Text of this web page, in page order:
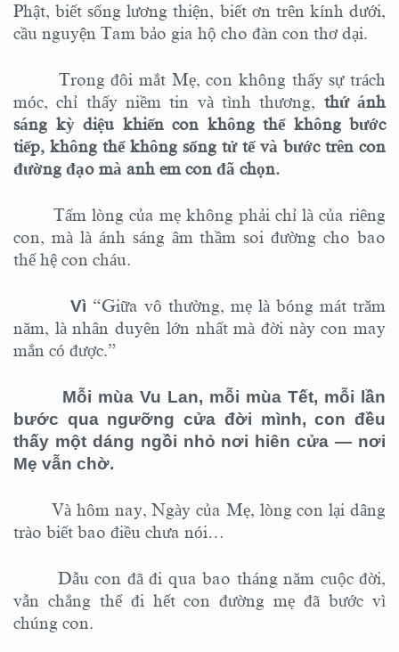
Phật, biết sống lương thiện, biết ơn trên kính dưới,
cầu nguyện Tam bảo gia hộ cho đàn con thơ dại.
Trong đôi mắt Mẹ, con không thấy sự trách
móc, chỉ thấy niềm tin và tình thương, thứ ánh
sáng kỳ diệu khiến con không thể không bước
tiếp, không thể không sống tử tế và bước trên con
đường đạo mà anh em con đã chọn.
Tấm lòng của mẹ không phải chỉ là của riêng
con, mà là ánh sáng âm thầm soi đường cho bao
thế hệ con cháu.
Vì “Giữa vô thường, mẹ là bóng mát trăm
năm, là nhân duyên lớn nhất mà đời này con may
mắn có được.”
Mỗi mùa Vu Lan, mỗi mùa Tết, mỗi lần
bước qua ngưỡng cửa đời mình, con đều
thấy một dáng ngồi nhỏ nơi hiên cửa — nơi
Mẹ vẫn chờ.
Và hôm nay, Ngày của Mẹ, lòng con lại dâng
trào biết bao điều chưa nói…
Dẫu con đã đi qua bao tháng năm cuộc đời,
vẫn chẳng thể đi hết con đường mẹ đã bước vì
chúng con.